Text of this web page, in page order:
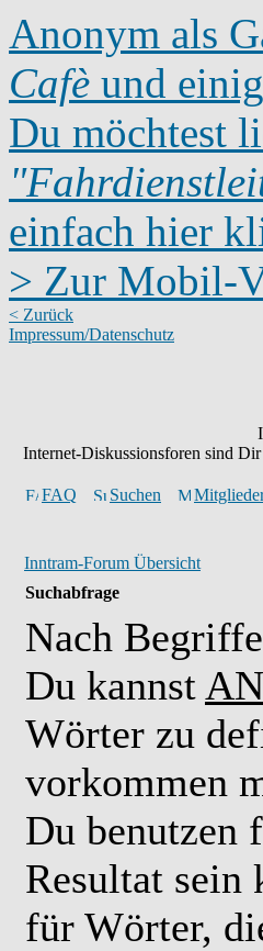
Anonym als
Cafè und
Du möchtest
einfach hier
> Zur Mobil-
< Zurück
Impressum/Datenschutz
Internet-Diskussionsforen sind
FAQ Suchen
Inntram-Forum Übersicht
Suchabfrage
Nach
Du kannst
Wörter zu
vorkommen
Du benutzen
Resultat sein
für Wörter,